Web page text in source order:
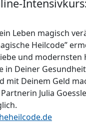
Leben magisch
Heilcode”
und modernsten
in Deiner
mit Deinem Geld
Julia